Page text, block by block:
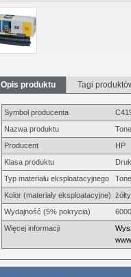
Opis produktu Tagi
Symbol producenta
Nazwa produktu
Producent
HP
Klasa produktu
Typ materiału eksploatacyjnego
Kolor (materiały eksploatacyjne) żółty
Wydajność (5% pokrycia)
Więcej informacji